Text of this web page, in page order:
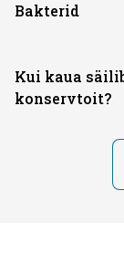
Bakterid
Kui kaua
konservtoit?